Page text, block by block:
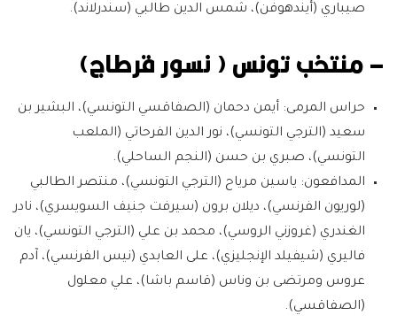
صيباري (أيندهوفن)، شمس الدين طالبي (سندرلاند).
– منتخب تونس ( نسور قرطاج)
حراس المرمى: أيمن دحمان (الصفاقسي التونسي)، البشير بن
سعيد (الترجي التونسي)، نور الدين الفرحاتي (الملعب
التونسي)، صبري بن حسن (النجم الساحلي).
المدافعون: ياسين مرياح (الترجي التونسي)، منتصر الطالبي
(لوريون الفرنسي)، ديلان برون (سيرفت جنيف السويسري)، نادر
الغندري (غروزني الروسي)، محمد بن علي (الترجي التونسي)، يان
فاليري (شيفيلد الإنجليزي)، على العابدي (نيس الفرنسي)، آدم
عروس ومرتضى بن وناس (قاسم باشا)، علي معلول
(الصفاقسي).